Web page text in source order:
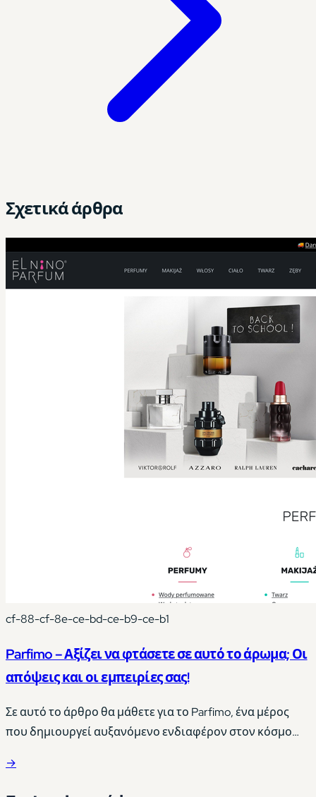
Σχετικά άρθρα
cf-88-cf-8e-ce-bd-ce-b9-ce-b1
Parfimo – Αξίζει να φτάσετε σε αυτό το άρωμα; Οι
απόψεις και οι εμπειρίες σας!
Σε αυτό το άρθρο θα μάθετε για το Parfimo, ένα μέρος
που δημιουργεί αυξανόμενο ενδιαφέρον στον κόσμο
όπου όσοι από εσάς είστε παθιασμένοι με τα
→